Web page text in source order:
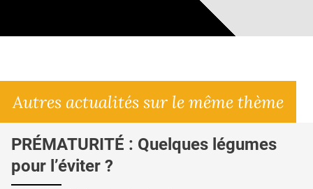
Autres actualités sur le même thème
PRÉMATURITÉ : Quelques légumes
pour l’éviter ?